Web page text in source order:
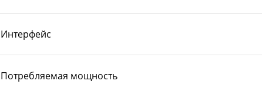
Интерфейс
Потребляемая мощность